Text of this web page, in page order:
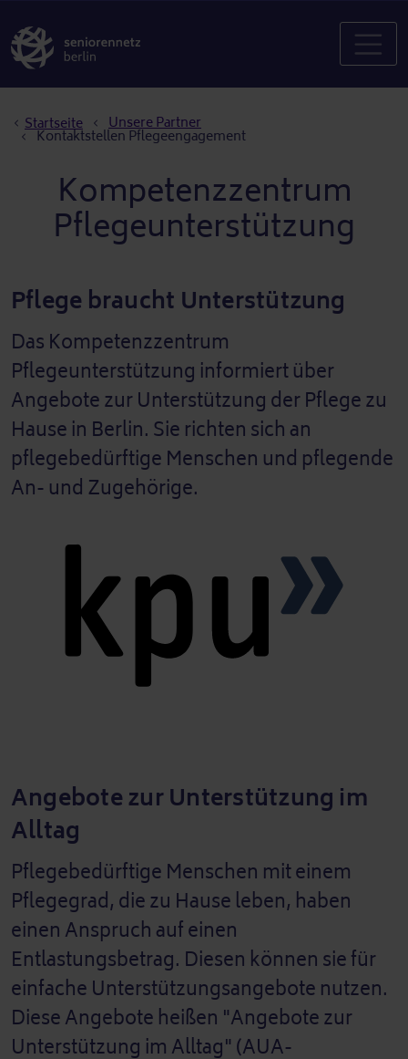
Startseite Unsere Partner
Kontaktstellen Pflegeengagement
Kompetenzzentrum
Pflegeunterstützung
Pflege braucht Unterstützung
Das Kompetenzzentrum
Pflegeunterstützung informiert über
Angebote zur Unterstützung der Pflege zu
Hause in Berlin. Sie richten sich an
pflegebedürftige Menschen und pflegende
An- und Zugehörige.
Angebote zur Unterstützung im
Alltag
Pflegebedürftige Menschen mit einem
Pflegegrad, die zu Hause leben, haben
einen Anspruch auf einen
Entlastungsbetrag. Diesen können sie für
einfache Unterstützungsangebote nutzen.
Diese Angebote heißen "Angebote zur
Unterstützung im Alltag" (AUA-